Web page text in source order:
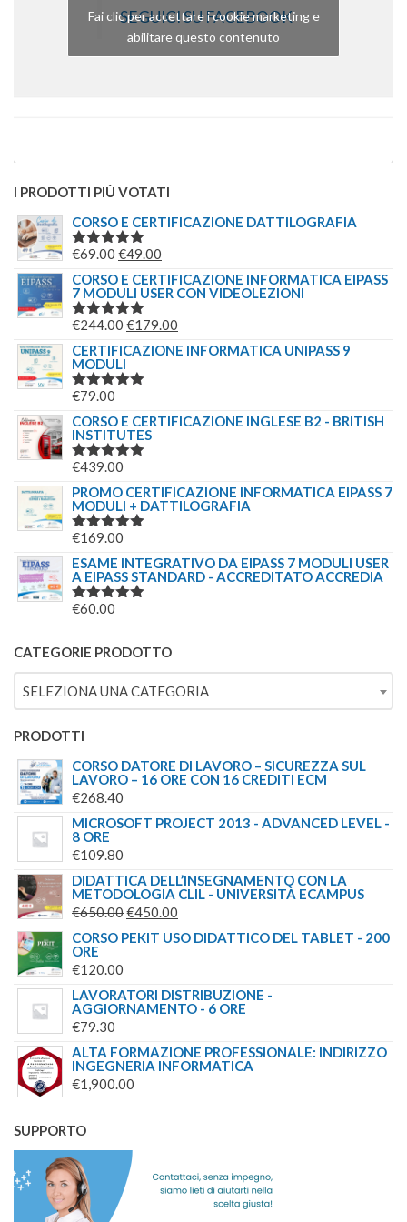
SEGUICI SU FACEBOOK
Fai clic per accettare i cookie marketing e
abilitare questo contenuto
I PRODOTTI PIÙ VOTATI
CORSO E CERTIFICAZIONE DATTILOGRAFIA
VALUTATO
€69.00IL
PREZZO
ORIGINALE
ERA:
€49.00
PREZZO
ATTUALE
È:
CORSO E CERTIFICAZIONE INFORMATICA EIPASS
7 MODULI USER CON VIDEOLEZIONI
VALUTATO
€244.00IL
PREZZO
ERA:
€179.00
PREZZO
CERTIFICAZIONE INFORMATICA UNIPASS 9
MODULI
VALUTATO
€79.00
CORSO E CERTIFICAZIONE INGLESE B2 - BRITISH
INSTITUTES
VALUTATO
€439.00
PROMO CERTIFICAZIONE INFORMATICA EIPASS 7
MODULI + DATTILOGRAFIA
VALUTATO
€169.00
ESAME INTEGRATIVO DA EIPASS 7 MODULI USER
A EIPASS STANDARD - ACCREDITATO ACCREDIA
VALUTATO
€60.00
CATEGORIE PRODOTTO
SELEZIONA UNA CATEGORIA
PRODOTTI
CORSO DATORE DI LAVORO – SICUREZZA SUL
LAVORO – 16 ORE CON 16 CREDITI ECM
€268.40
MICROSOFT PROJECT 2013 - ADVANCED LEVEL -
8 ORE
€109.80
DIDATTICA DELL’INSEGNAMENTO CON LA
METODOLOGIA CLIL - UNIVERSITÀ ECAMPUS
€650.00IL
PREZZO
€650.00.
€450.00
PREZZO
€450.00.
CORSO PEKIT USO DIDATTICO DEL TABLET - 200
ORE
€120.00
LAVORATORI DISTRIBUZIONE -
AGGIORNAMENTO - 6 ORE
€79.30
ALTA FORMAZIONE PROFESSIONALE: INDIRIZZO
INGEGNERIA INFORMATICA
€1,900.00
SUPPORTO